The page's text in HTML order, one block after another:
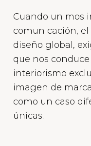
Cuando unimos
comunicación,
diseño global,
que nos
interiorismo
imagen de
como un caso
únicas.